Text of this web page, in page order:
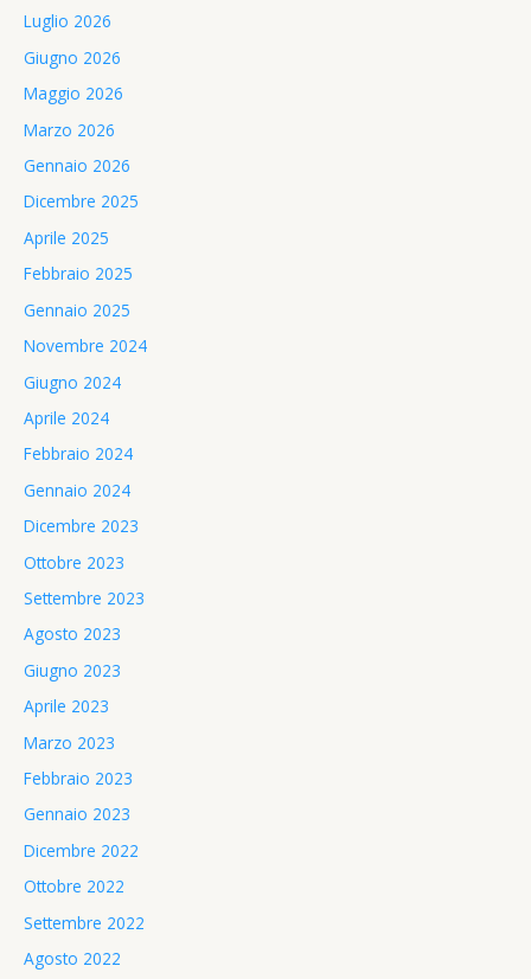
Luglio 2026
Giugno 2026
Maggio 2026
Marzo 2026
Gennaio 2026
Dicembre 2025
Aprile 2025
Febbraio 2025
Gennaio 2025
Novembre 2024
Giugno 2024
Aprile 2024
Febbraio 2024
Gennaio 2024
Dicembre 2023
Ottobre 2023
Settembre 2023
Agosto 2023
Giugno 2023
Aprile 2023
Marzo 2023
Febbraio 2023
Gennaio 2023
Dicembre 2022
Ottobre 2022
Settembre 2022
Agosto 2022